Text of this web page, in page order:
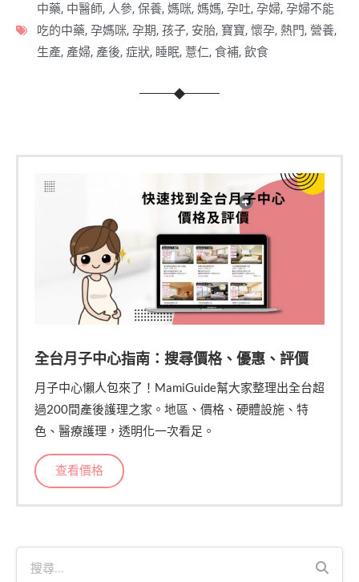
中藥, 中醫師, 人參, 保養, 媽咪, 媽媽, 孕吐, 孕婦, 孕婦不能
吃的中藥, 孕媽咪, 孕期, 孩子, 安胎, 寶寶, 懷孕, 熱門, 營養,
生產, 產婦, 產後, 症狀, 睡眠, 薏仁, 食補, 飲食
全台月子中心指南：搜尋價格、優惠、評價
月子中心懶人包來了！MamiGuide幫大家整理出全台超
過200間產後護理之家。地區、價格、硬體設施、特
色、醫療護理，透明化一次看足。
查看價格